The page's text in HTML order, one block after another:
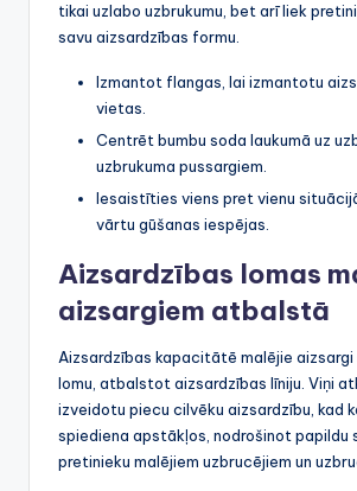
tikai uzlabo uzbrukumu, bet arī liek
savu aizsardzības formu.
Izmantot flangas, lai izmantotu
vietas.
Centrēt bumbu soda laukumā uz
uzbrukuma pussargiem.
Iesaistīties viens pret vienu
vārtu gūšanas iespējas.
Aizsardzības lomas
aizsargiem atbalstā
Aizsardzības kapacitātē malējie aizsargi
lomu, atbalstot aizsardzības līniju. Viņi
izveidotu piecu cilvēku aizsardzību, kad
spiediena apstākļos, nodrošinot papildu
pretinieku malējiem uzbrucējiem un